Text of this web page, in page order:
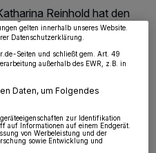
Reinhold hat den
Ihsan Izbul zum
in Grevenbroich
beide, dass sie die
auf regionaler Ebene
Minute Lesezeit
ändern oder Ihre Einwilligung zu
oder Ablehnen am unteren
gelten innerhalb unseres Website.
Datenschutzerklärung.
Seiten und schließt gem. Art. 49
außerhalb des EWR, z.B. in
Daten, um Folgendes
zur Identifikation
auf Informationen auf einem Endgerät.
von Werbeleistung und der
sowie Entwicklung und